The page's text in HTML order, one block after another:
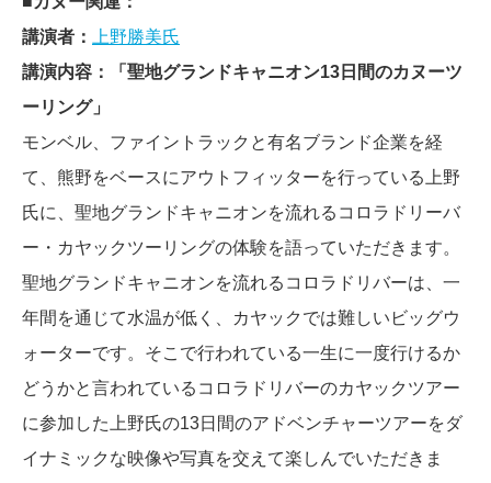
講演者：
上野勝美氏
講演内容：「聖地グランドキャニオン13日間のカヌーツ
ーリング」
モンベル、ファイントラックと有名ブランド企業を経
て、熊野をベースにアウトフィッターを行っている上野
氏に、聖地グランドキャニオンを流れるコロラドリーバ
ー・カヤックツーリングの体験を語っていただきます。
聖地グランドキャニオンを流れるコロラドリバーは、一
年間を通じて水温が低く、カヤックでは難しいビッグウ
ォーターです。そこで行われている一生に一度行けるか
どうかと言われているコロラドリバーのカヤックツアー
に参加した上野氏の13日間のアドベンチャーツアーをダ
イナミックな映像や写真を交えて楽しんでいただきま